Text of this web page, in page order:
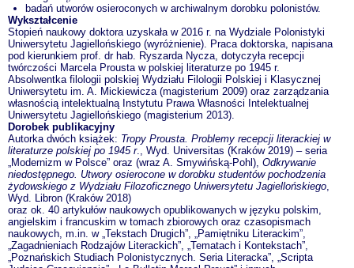
badań utworów osieroconych w archiwalnym dorobku polonistów.
Wykształcenie
Stopień naukowy doktora uzyskała w 2016 r. na Wydziale Polonistyki
Uniwersytetu Jagiellońskiego (wyróżnienie). Praca doktorska, napisana
pod kierunkiem prof. dr hab. Ryszarda Nycza, dotyczyła recepcji
twórczości Marcela Prousta w polskiej literaturze po 1945 r.
Absolwentka filologii polskiej Wydziału Filologii Polskiej i Klasycznej
Uniwersytetu im. A. Mickiewicza (magisterium 2009) oraz zarządzania
własnością intelektualną Instytutu Prawa Własności Intelektualnej
Uniwersytetu Jagiellońskiego (magisterium 2013).
Dorobek publikacyjny
Autorka dwóch książek: Tropy Prousta. Problemy recepcji literackiej w
literaturze polskiej po 1945 r., Wyd. Universitas (Kraków 2019) – seria
„Modernizm w Polsce” oraz (wraz A. Smywińską-Pohl), Odkrywanie
niedostępnego. Utwory osierocone w dorobku studentów pochodzenia
żydowskiego z Wydziału Filozoficznego Uniwersytetu Jagiellońskiego,
Wyd. Libron (Kraków 2018)
oraz ok. 40 artykułów naukowych opublikowanych w języku polskim,
angielskim i francuskim w tomach zbiorowych oraz czasopismach
naukowych, m.in. w „Tekstach Drugich”, „Pamiętniku Literackim”,
„Zagadnieniach Rodzajów Literackich”, „Tematach i Kontekstach”,
„Poznańskich Studiach Polonistycznych. Seria Literacka”, „Scripta